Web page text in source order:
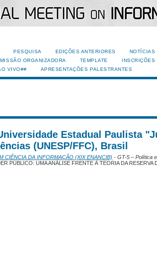
PESQUISA EDIÇÕES ANTERIORES NOTÍCIAS
ORGANIZADORA TEMPLATE INSCRIÇÕES
VIVO## APRESENTAÇÕES PALESTRANTES
Estadual Paulista
(UNESP/FFC), Brasil
CIÊNCIA DA INFORMAÇÃO (XIX ENANCIB) - GT-5 – Política
PÚBLICO: UMA ANÁLISE FRENTE À TEORIA DA RESERVA